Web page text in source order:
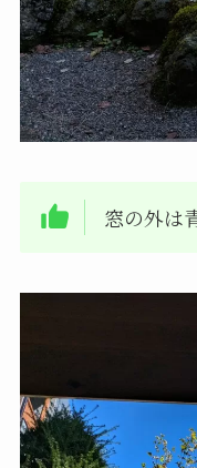
窓の外は